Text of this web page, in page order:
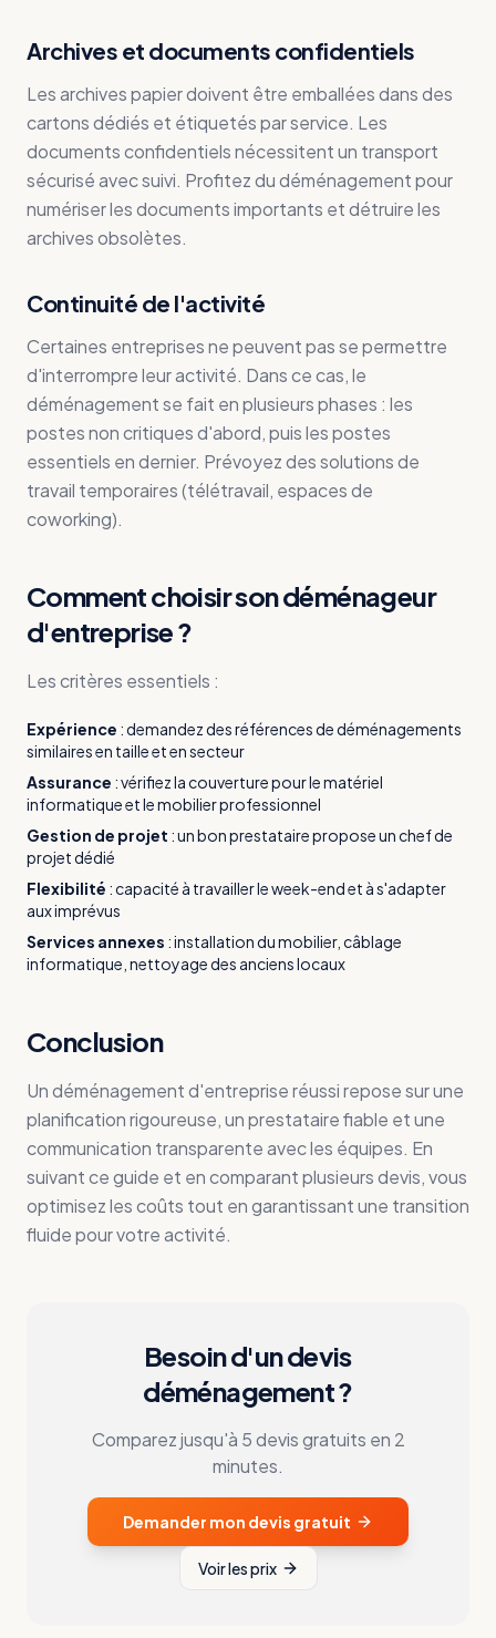
Archives et documents confidentiels
Les archives papier doivent être emballées dans des
cartons dédiés et étiquetés par service. Les
documents confidentiels nécessitent un transport
sécurisé avec suivi. Profitez du déménagement pour
numériser les documents importants et détruire les
archives obsolètes.
Continuité de l'activité
Certaines entreprises ne peuvent pas se permettre
d'interrompre leur activité. Dans ce cas, le
déménagement se fait en plusieurs phases : les
postes non critiques d'abord, puis les postes
essentiels en dernier. Prévoyez des solutions de
travail temporaires (télétravail, espaces de
coworking).
Comment choisir son déménageur
d'entreprise ?
Les critères essentiels :
Expérience :demandez des références de déménagements
similaires en taille et en secteur
Assurance :vérifiez la couverture pour le matériel
informatique et le mobilier professionnel
Gestion de projet :un bon prestataire propose un chef de
projet dédié
Flexibilité :capacité à travailler le week-end et à s'adapter
aux imprévus
Services annexes :installation du mobilier, câblage
informatique, nettoyage des anciens locaux
Conclusion
Un déménagement d'entreprise réussi repose sur une
planification rigoureuse, un prestataire fiable et une
communication transparente avec les équipes. En
suivant ce guide et en comparant plusieurs devis, vous
optimisez les coûts tout en garantissant une transition
fluide pour votre activité.
Besoin d'un devis
déménagement ?
Comparez jusqu'à 5 devis gratuits en 2
minutes.
Demander mon devis gratuit
Voir les prix